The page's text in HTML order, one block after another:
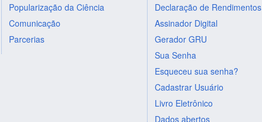
Popularização da Ciência
Comunicação
Parcerias
Declaração de Rendimentos
Assinador Digital
Gerador GRU
Sua Senha
Esqueceu sua senha?
Cadastrar Usuário
Livro Eletrônico
Dados abertos